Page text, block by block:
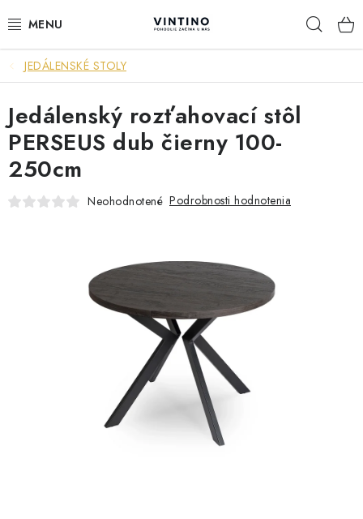
na
NÁBYTOK
VÝPREDAJ
ZÁVESNÉ HOJDACIE KRESLÁ
JEDÁLENSKÉ ZOSTAVY
JEDÁLENSKÉ STOLIČKY
JEDÁLENSKÉ STOLY
Jedálenský rozťahovací stôl
PERSEUS dub čierny 100-
250cm
Neohodnotené Podrobnosti hodnotenia